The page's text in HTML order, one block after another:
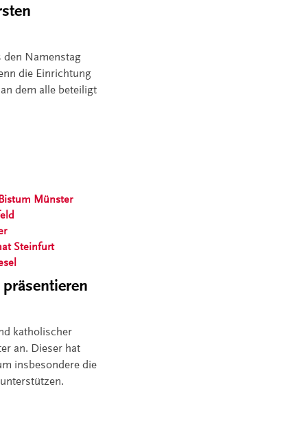
den Namenstag
die Einrichtung
dem alle beteiligt
Bistum Münster
Steinfurt
katholischer
an. Dieser hat
insbesondere die